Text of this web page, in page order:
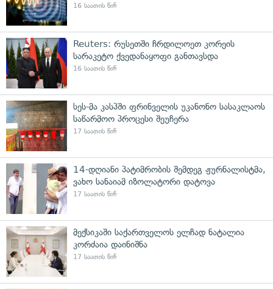
16 საათის წინ
Reuters: რუსეთში ჩრდილოეთ კორეის
სარაკეტო ქვედანაყოფი განთავსდა
16 საათის წინ
სეს-მა კასპში ფრინველის უკანონო სასაკლაოს
საწარმოო პროცესი შეუჩერა
17 საათის წინ
14-დღიანი პატიმრობის შემდეგ ჟურნალისტმა,
ვახო სანაიამ იზოლატორი დატოვა
17 საათის წინ
მექსიკაში საქართველოს ელჩად ნატალია
კორძაია დაინიშნა
17 საათის წინ